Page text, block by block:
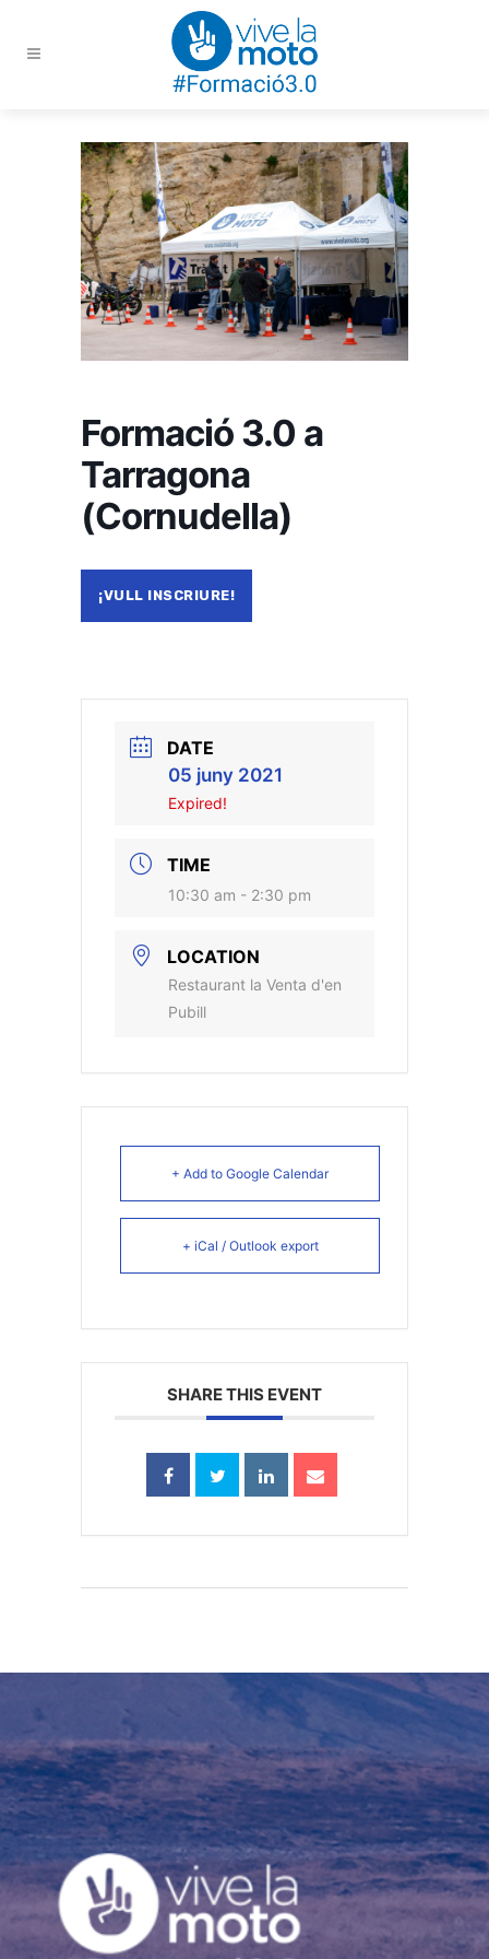
Formació 3.0 a
Tarragona
(Cornudella)
¡VULL INSCRIURE!
DATE
05 juny 2021
Expired!
TIME
10:30 am - 2:30 pm
LOCATION
Restaurant la Venta d'en
Pubill
+ Add to Google Calendar
+ iCal / Outlook export
SHARE THIS EVENT